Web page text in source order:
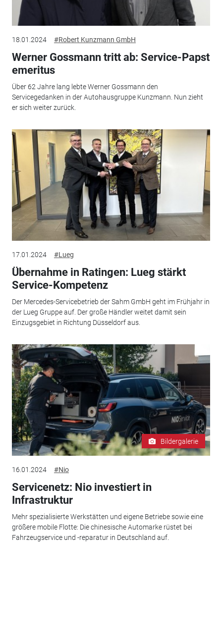
18.01.2024 #Robert Kunzmann GmbH
Werner Gossmann tritt ab: Service-Papst
emeritus
Über 62 Jahre lang lebte Werner Gossmann den
Servicegedanken in der Autohausgruppe Kunzmann. Nun zieht
er sich weiter zurück.
17.01.2024 #Lueg
Übernahme in Ratingen: Lueg stärkt
Service-Kompetenz
Der Mercedes-Servicebetrieb der Sahm GmbH geht im Frühjahr in
der Lueg Gruppe auf. Der große Händler weitet damit sein
Einzugsgebiet in Richtung Düsseldorf aus.
Bildergalerie
16.01.2024 #Nio
Servicenetz: Nio investiert in
Infrastruktur
Mehr spezialisierte Werkstätten und eigene Betriebe sowie eine
größere mobile Flotte: Die chinesische Automarke rüstet bei
Fahrzeugservice und -reparatur in Deutschland auf.